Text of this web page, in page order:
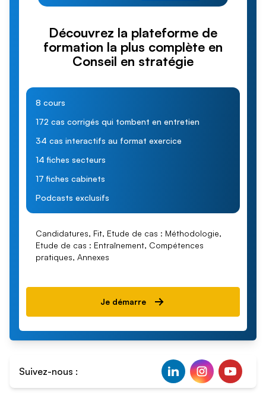
Découvrez la plateforme de
formation la plus complète en
Conseil en stratégie
8 cours
172 cas corrigés qui tombent en entretien
34 cas interactifs au format exercice
14 fiches secteurs
17 fiches cabinets
Podcasts exclusifs
Candidatures, Fit, Etude de cas : Méthodologie,
Etude de cas : Entraînement, Compétences
pratiques, Annexes
Je démarre
Suivez-nous :